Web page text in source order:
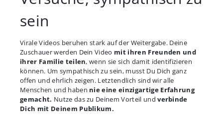
sein
Virale Videos beruhen stark auf der Weitergabe. Deine
Zuschauer werden Dein Video mit ihren Freunden und
ihrer Familie teilen, wenn sie sich damit identifizieren
können. Um sympathisch zu sein, musst Du Dich ganz
offen und ehrlich zeigen. Letztendlich sind wir alle
Menschen und haben nie eine einzigartige Erfahrung
gemacht. Nutze das zu Deinem Vorteil undverbinde
Dich mit Deinem Publikum.